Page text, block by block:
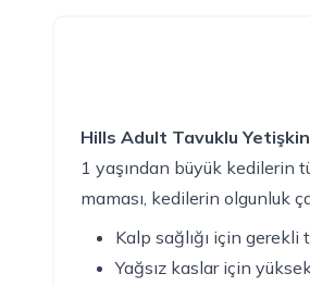
Hills Adult Tavuklu Yetişkin
1 yaşından büyük kedilerin
maması, kedilerin olgunluk
Kalp sağlığı için
Yağsız kaslar için